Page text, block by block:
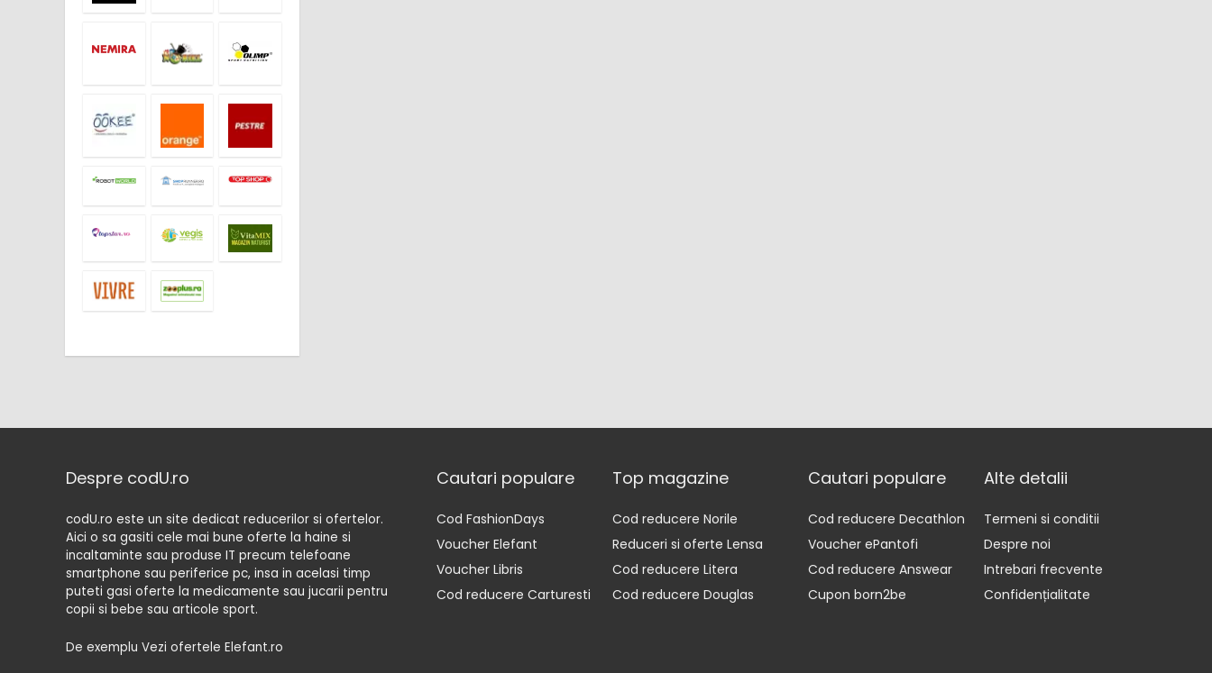
Despre codU.ro
codU.ro este un site dedicat reducerilor si ofertelor.
Aici o sa gasiti cele mai bune oferte la haine si
incaltaminte sau produse IT precum telefoane
smartphone sau periferice pc, insa in acelasi timp
puteti gasi oferte la medicamente sau jucarii pentru
copii si bebe sau articole sport.
De exemplu Vezi ofertele Elefant.ro
Cautari populare
Cod FashionDays
Voucher Elefant
Voucher Libris
Cod reducere Carturesti
Top magazine
Cod reducere Norile
Reduceri si oferte Lensa
Cod reducere Litera
Cod reducere Douglas
Cautari populare
Cod reducere Decathlon
Voucher ePantofi
Cod reducere Answear
Cupon born2be
Alte detalii
Termeni si conditii
Despre noi
Intrebari frecvente
Confidențialitate